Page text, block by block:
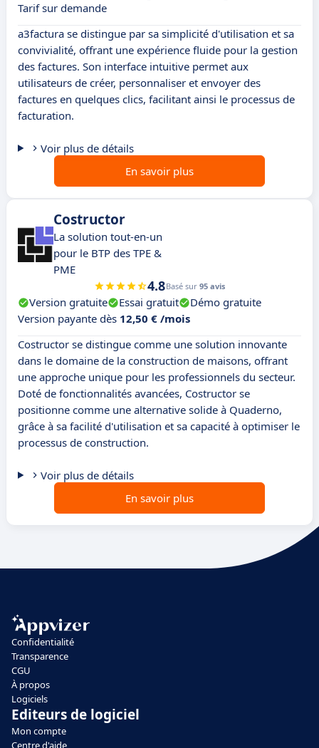
Tarif sur demande
a3factura se distingue par sa simplicité d'utilisation et sa
convivialité, offrant une expérience fluide pour la gestion
des factures. Son interface intuitive permet aux
utilisateurs de créer, personnaliser et envoyer des
factures en quelques clics, facilitant ainsi le processus de
facturation.
Voir plus de détails
En savoir plus
Costructor
La solution tout-en-un
pour le BTP des TPE &
PME
4.8Basé sur 95 avis
Version gratuite Essai gratuit
Démo gratuite
Version payante dès 12,50 € /mois
Costructor se distingue comme une solution innovante
dans le domaine de la construction de maisons, offrant
une approche unique pour les professionnels du secteur.
Doté de fonctionnalités avancées, Costructor se
positionne comme une alternative solide à Quaderno,
grâce à sa facilité d'utilisation et sa capacité à optimiser le
processus de construction.
Voir plus de détails
En savoir plus
Confidentialité
Transparence
CGU
À propos
Logiciels
Editeurs de logiciel
Mon compte
Centre d'aide